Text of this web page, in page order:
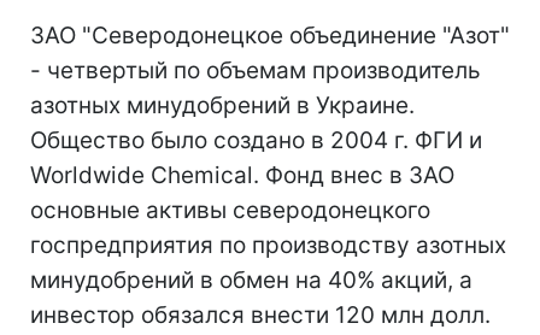
ЗАО "Северодонецкое объединение "Азот"
- четвертый по объемам производитель
азотных минудобрений в Украине.
Общество было создано в 2004 г. ФГИ и
Worldwide Chemical. Фонд внес в ЗАО
основные активы северодонецкого
госпредприятия по производству азотных
минудобрений в обмен на 40% акций, а
инвестор обязался внести 120 млн долл.